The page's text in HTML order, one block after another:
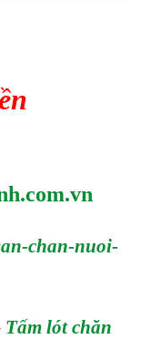
chan-nuoi-
Tấm lót chăn